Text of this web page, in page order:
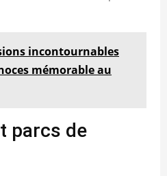
incontournables
mémorable au
parcs de